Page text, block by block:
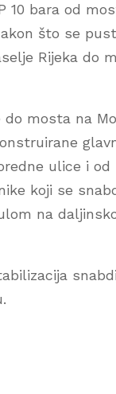
10 bara od
što se
Rijeka do
mosta na
ulice i
koji se
na